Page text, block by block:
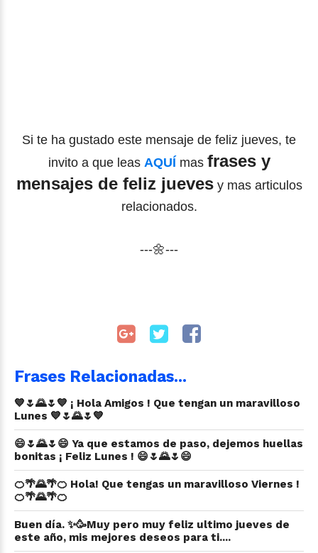
Si te ha gustado este mensaje de feliz jueves, te
invito a que leas AQUÍ mas frases y
mensajes de feliz juevesy mas articulos
relacionados.
---🌼---
Frases Relacionadas...
💙🌷🌄🌷💙 ¡ Hola Amigos ! Que tengan un maravilloso
Lunes 💙🌷🌄🌷💙
😄🌷🌄🌷😄 Ya que estamos de paso, dejemos huellas
bonitas ¡ Feliz Lunes ! 😄🌷🌄🌷😄
🍊🌴🌄🌴🍊 Hola! Que tengas un maravilloso Viernes !
🍊🌴🌄🌴🍊
Buen día. ✨🥳Muy pero muy feliz ultimo jueves de
este año, mis mejores deseos para ti....